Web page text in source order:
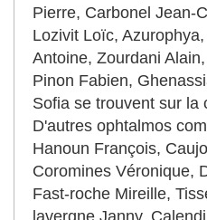
Pierre, Carbonel Jean-
Lozivit Loïc,
Antoine, Zourdani
Pinon Fabien,
Sofia se trouvent sur la
D'autres ophtalmos
Hanoun François,
Coromines Véronique,
Fast-roche Mireille,
lavergne Janny,